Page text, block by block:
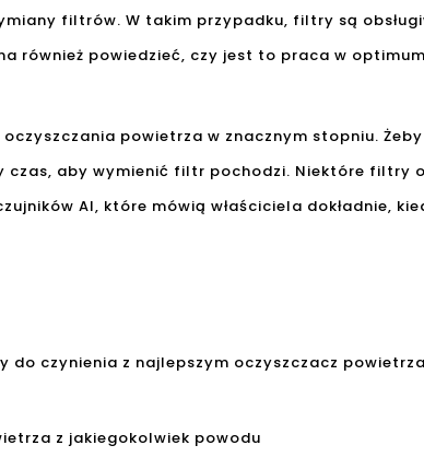
filtrów. W takim przypadku, filtry są
również powiedzieć, czy jest to praca w
powietrza w znacznym stopniu. Żeby
czas, aby wymienić filtr pochodzi. Niektóre filtry
AI, które mówią właściciela dokładnie,
czynienia z najlepszym oczyszczacz
z jakiegokolwiek powodu